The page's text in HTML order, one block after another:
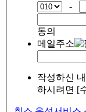
-
동의
메일주소
작성하신
하시려면 [